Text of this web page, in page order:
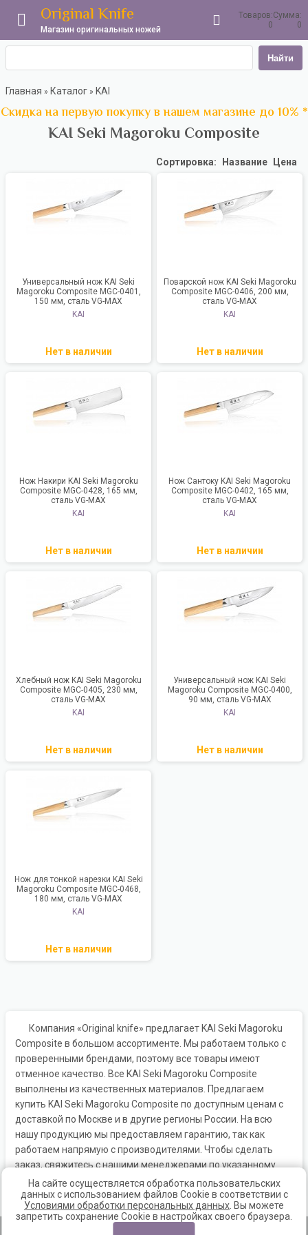
Original Knife
Магазин оригинальных ножей
Товаров:
0
Сумма:
0
Найти
Главная » Каталог » KAI
Скидка на первую покупку в нашем магазине до 10% *
KAI Seki Magoroku Composite
Сортировка: Название Цена
Универсальный нож KAI Seki
Magoroku Composite MGC-0401,
150 мм, сталь VG-MAX
KAI
Нет в наличии
Поварской нож KAI Seki Magoroku
Composite MGC-0406, 200 мм,
сталь VG-MAX
KAI
Нет в наличии
Нож Накири KAI Seki Magoroku
Composite MGC-0428, 165 мм,
сталь VG-MAX
KAI
Нет в наличии
Нож Сантоку KAI Seki Magoroku
Composite MGC-0402, 165 мм,
сталь VG-MAX
KAI
Нет в наличии
Хлебный нож KAI Seki Magoroku
Composite MGC-0405, 230 мм,
сталь VG-MAX
KAI
Нет в наличии
Универсальный нож KAI Seki
Magoroku Composite MGC-0400,
90 мм, сталь VG-MAX
KAI
Нет в наличии
Нож для тонкой нарезки KAI Seki
Magoroku Composite MGC-0468,
180 мм, сталь VG-MAX
KAI
Нет в наличии
Компания «Original knife» предлагает KAI Seki Magoroku
Composite в большом ассортименте. Мы работаем только с
проверенными брендами, поэтому все товары имеют
отменное качество. Все KAI Seki Magoroku Composite
выполнены из качественных материалов. Предлагаем
купить KAI Seki Magoroku Composite по доступным ценам с
доставкой по Москве и в другие регионы России. На всю
нашу продукцию мы предоставляем гарантию, так как
работаем напрямую с производителями. Чтобы сделать
заказ, свяжитесь с нашими менеджерами по указанному
телефону или напишите по электронной почте.
На сайте осуществляется обработка пользовательских
данных с использованием файлов Cookie в соответствии с
Условиями обработки персональных данных . Вы можете
запретить сохранение Cookie в настройках своего браузера.